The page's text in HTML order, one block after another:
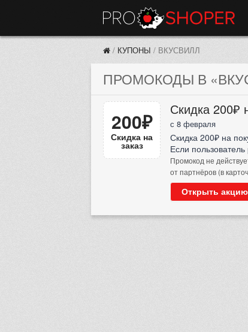
/ КУПОНЫ / ВКУСВИЛЛ
ПРОМОКОДЫ В
200₽
Скидка на
заказ
Скидка 200₽
с 8 февраля
Скидка 200₽ на
Если
Промокод не
от партнёров (в
Открыть